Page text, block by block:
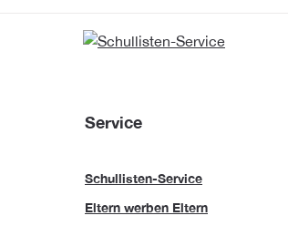
Service
Schullisten-Service
Eltern werben Eltern